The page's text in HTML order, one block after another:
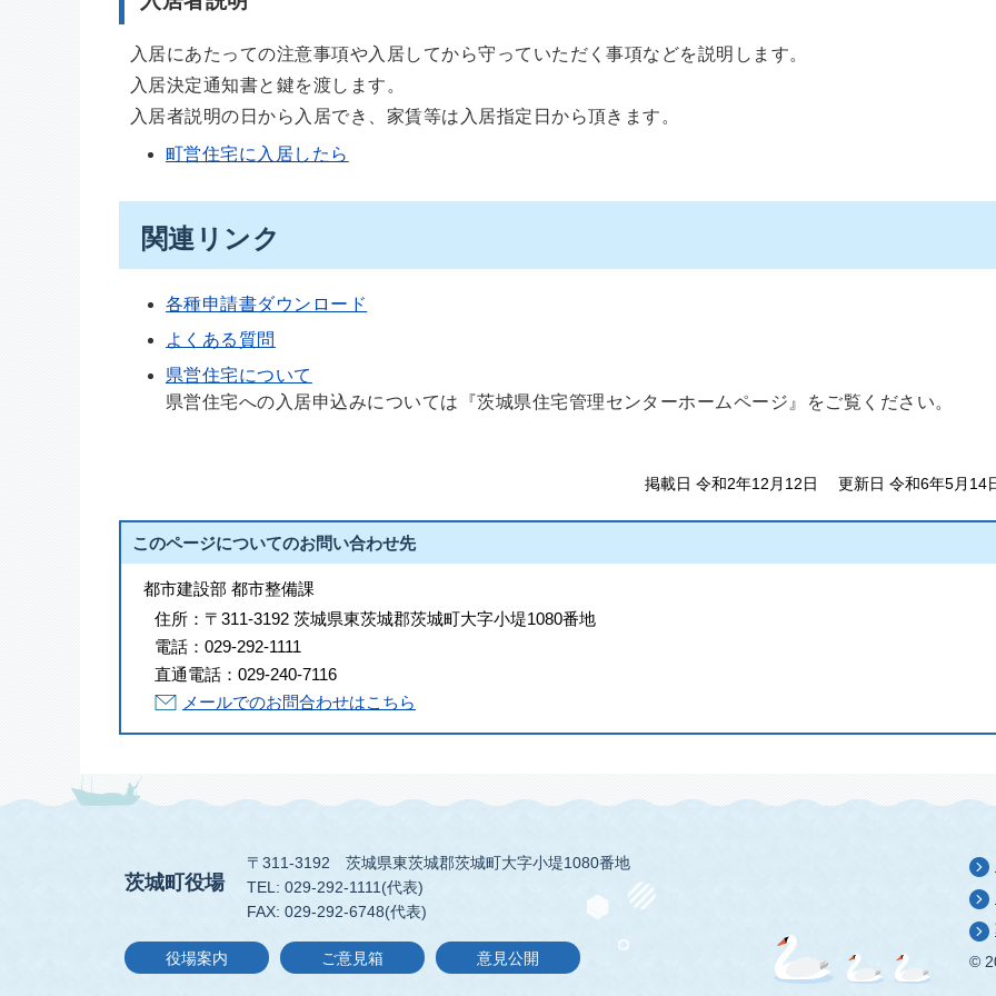
入居にあたっての注意事項や入居してから守っていただく事項などを説明します。
入居決定通知書と鍵を渡します。
入居者説明の日から入居でき、家賃等は入居指定日から頂きます。
町営住宅に入居したら
関連リンク
各種申請書ダウンロード
よくある質問
県営住宅について
県営住宅への入居申込みについては『茨城県住宅管理センターホームページ』をご覧ください。
掲載日 令和2年12月12日 更新日 令和6年5月14
このページについてのお問い合わせ先
都市建設部 都市整備課
住所： 〒311-3192 茨城県東茨城郡茨城町大字小堤1080番地
電話： 029-292-1111
直通電話： 029-240-7116
メールでのお問合わせはこちら
茨城町役場
〒311-3192
茨城県東茨城郡茨城町大字小堤1080番地
TEL: 029-292-1111(代表)
FAX: 029-292-6748(代表)
役場案内 ご意見箱 意見公開
©